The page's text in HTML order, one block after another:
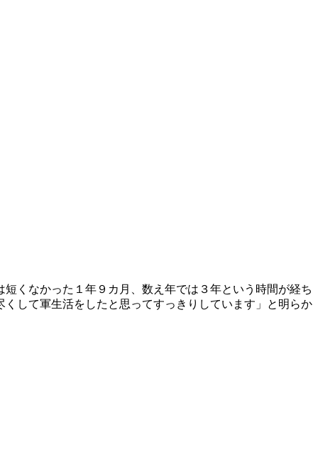
くなかった１年９カ月、数え年では３年という時間が経ち
して軍生活をしたと思ってすっきりしています」と明らか